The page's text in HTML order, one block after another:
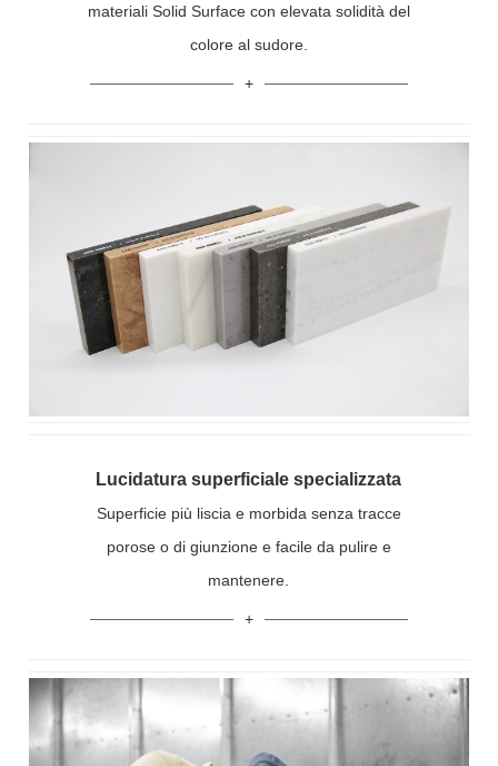
materiali Solid Surface con elevata solidità del
colore al sudore.
Lucidatura superficiale specializzata
Superficie più liscia e morbida senza tracce
porose o di giunzione e facile da pulire e
mantenere.